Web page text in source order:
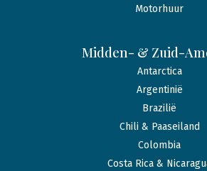
Motorhuur
Midden- & Zuid-
Antarctica
Argentinië
Brazilië
Chili & Paaseiland
Colombia
Costa Rica &